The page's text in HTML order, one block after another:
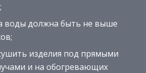
воды должна быть не выше
изделия под прямыми
и на обогревающих